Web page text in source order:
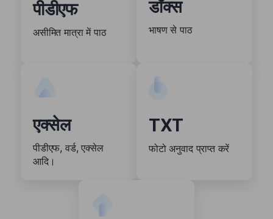
पीडीएफ
असीमित मात्रा में पाठ
डॉक्स
भाषण से पाठ
एक्सेल
पीडीएफ, वर्ड, एक्सेल
आदि।
TXT
फोटो अनुवाद प्राप्त करें